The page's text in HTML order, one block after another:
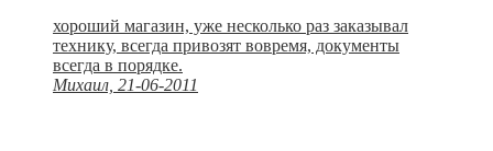
хороший магазин, уже несколько раз заказывал
технику, всегда привозят вовремя, документы
всегда в порядке.
Михаил, 21-06-2011